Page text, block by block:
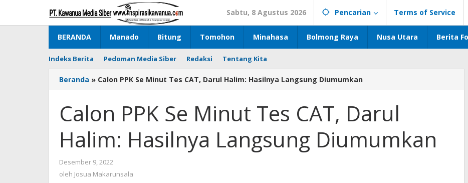
konten
Sabtu, 8 Agustus 2026 Pencarian Terms of Service
BERANDA Manado Bitung Tomohon Minahasa Bolmong Raya Nusa Utara Berita
Indeks Berita Pedoman Media Siber Redaksi Tentang Kita
Beranda » Calon PPK Se Minut Tes CAT, Darul Halim: Hasilnya Langsung Diumumkan
Calon PPK Se Minut Tes CAT, Darul
Halim: Hasilnya Langsung Diumumkan
Desember 9, 2022
Josua
oleh Josua Makarunsala